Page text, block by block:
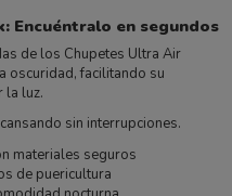
Encuéntralo en segundos
de los Chupetes Ultra Air
oscuridad, facilitando su
la luz.
sin interrupciones.
materiales seguros
de puericultura